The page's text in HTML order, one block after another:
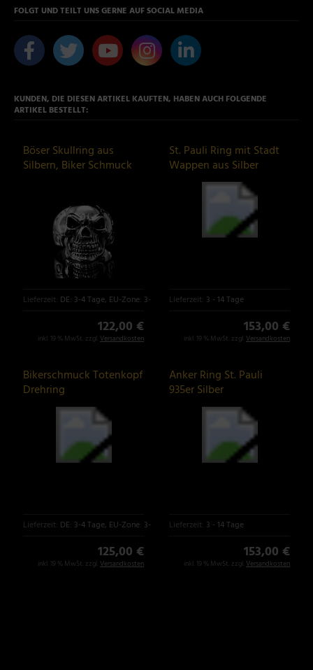
FOLGT UND TEILT UNS GERNE AUF SOCIAL MEDIA
KUNDEN, DIE DIESEN ARTIKEL KAUFTEN, HABEN AUCH FOLGENDE
ARTIKEL BESTELLT:
Böser Skullring aus
Silbern, Biker Schmuck
Lieferzeit: DE: 3-4 Tage, EU-Zone: 3-6 Tage
122,00 €
inkl. 19 % MwSt. zzgl. Versandkosten
St. Pauli Ring mit Stadt
Wappen aus Silber
Lieferzeit: 3 - 14 Tage
153,00 €
inkl. 19 % MwSt. zzgl. Versandkosten
Bikerschmuck Totenkopf
Drehring
Lieferzeit: DE: 3-4 Tage, EU-Zone: 3-6 Tage
125,00 €
inkl. 19 % MwSt. zzgl. Versandkosten
Anker Ring St. Pauli
935er Silber
Lieferzeit: 3 - 14 Tage
153,00 €
inkl. 19 % MwSt. zzgl. Versandkosten